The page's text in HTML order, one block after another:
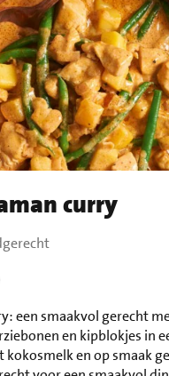
curry
een smaakvol gerecht
en kipblokjes in
kokosmelk en op smaak